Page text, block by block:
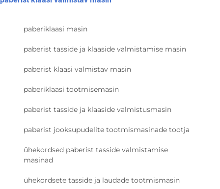
paberiklaasi masin
paberist tasside ja klaaside valmistamise masin
paberist klaasi valmistav masin
paberiklaasi tootmisemasin
paberist tasside ja klaaside valmistusmasin
paberist jooksupudelite tootmismasinade tootja
ühekordsed paberist tasside valmistamise
masinad
ühekordsete tasside ja laudade tootmismasin